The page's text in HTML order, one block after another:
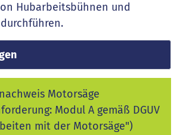
Hubarbeitsbühnen und
Motorsäge
Modul A gemäß DGUV
mit der Motorsäge")